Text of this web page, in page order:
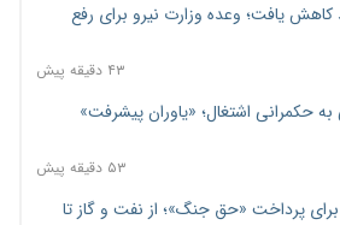
برق ۳۰ درصد کاهش یافت؛ وعده وزارت نیرو برای رفع
۴۳ دقیقه پیش
اشتغال؛ «یاوران پیشرفت»
۵۳ دقیقه پیش
برای پرداخت «حق جنگ»؛ از نفت و گاز تا